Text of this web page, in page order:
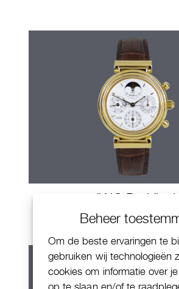
Beheer
Om de beste ervaringen te
gebruiken wij technologieën
cookies om informatie over
op te slaan en/of te
IWC Da Vinci